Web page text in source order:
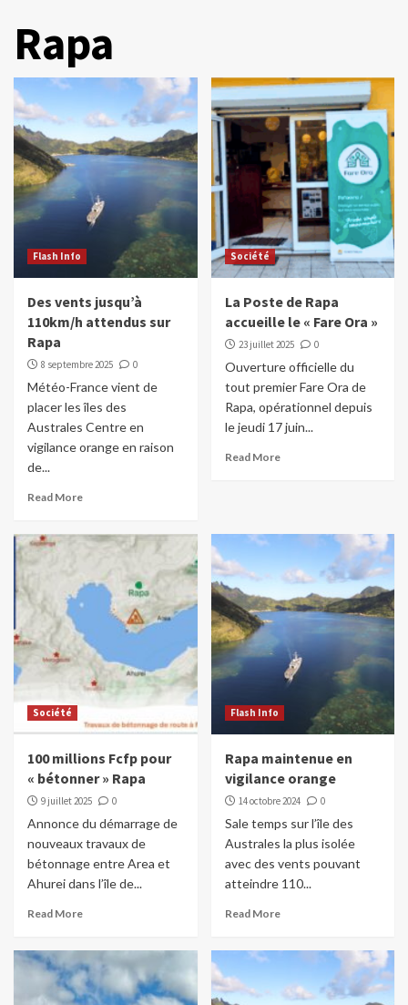
Rapa
Flash Info
Des vents jusqu’à
110km/h attendus sur
Rapa
8 septembre 2025 0
Météo-France vient de
placer les îles des
Australes Centre en
vigilance orange en raison
de...
Read More
Société
La Poste de Rapa
accueille le « Fare Ora »
23 juillet 2025 0
Ouverture officielle du
tout premier Fare Ora de
Rapa, opérationnel depuis
le jeudi 17 juin...
Read More
Société
100 millions Fcfp pour
« bétonner » Rapa
9 juillet 2025 0
Annonce du démarrage de
nouveaux travaux de
bétonnage entre Area et
Ahurei dans l’île de...
Read More
Flash Info
Rapa maintenue en
vigilance orange
14 octobre 2024 0
Sale temps sur l’île des
Australes la plus isolée
avec des vents pouvant
atteindre 110...
Read More